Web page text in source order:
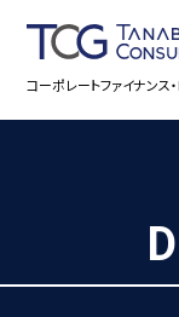
コーポレートファイナンス